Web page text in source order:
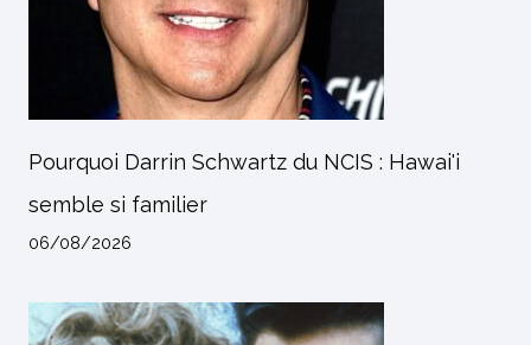
Pourquoi Darrin Schwartz du NCIS : Hawai'i
semble si familier
06/08/2026